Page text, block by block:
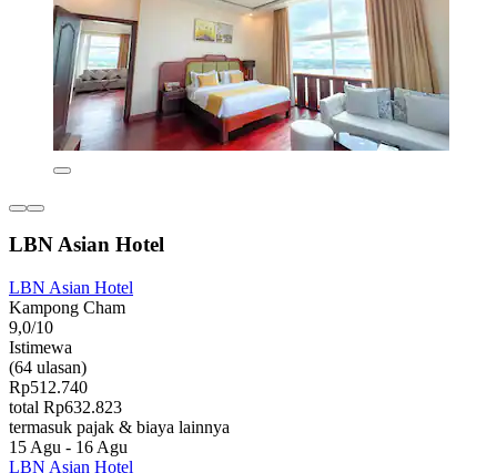
LBN Asian Hotel
LBN Asian Hotel
Kampong Cham
9,0/10
Istimewa
(64 ulasan)
Rp512.740
total Rp632.823
termasuk pajak & biaya lainnya
15 Agu - 16 Agu
LBN Asian Hotel